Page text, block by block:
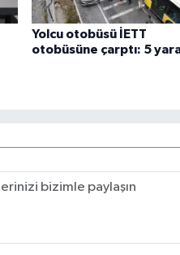
Yolcu otobüsü İETT
otobüsüne çarptı: 5